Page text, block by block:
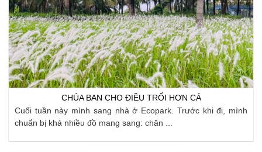
CHÚA BAN CHO ĐIỀU TRỔI HƠN CẢ
Cuối tuần này mình sang nhà ở Ecopark. Trước khi đi, mình
chuẩn bị khá nhiều đồ mang sang: chăn ...